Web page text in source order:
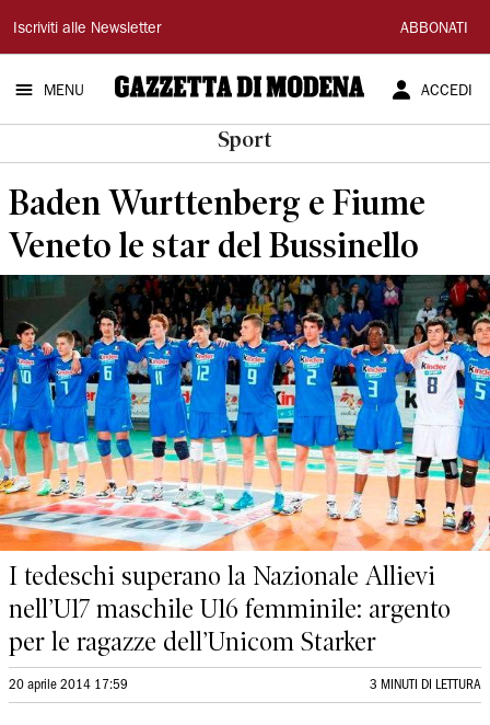
Gazzetta
di
Modena
Iscriviti alle Newsletter ABBONATI
MENU ACCEDI
Sport
Baden Wurttenberg e Fiume
Veneto le star del Bussinello
I tedeschi superano la Nazionale Allievi
nell’U17 maschile U16 femminile: argento
per le ragazze dell’Unicom Starker
20 aprile 2014 17:59 3 MINUTI DI LETTURA